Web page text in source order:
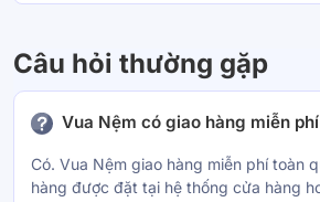
cùng vẻ đẹp tinh tế, BST chăn ga
đẳng cấp không gian ngủ của bạn.
Amando - Công
Câu hỏi thường gặp
Vua Nệm có giao hàng miễn
Có. Vua Nệm giao hàng miễn phí toàn
hàng được đặt tại hệ thống cửa hàng